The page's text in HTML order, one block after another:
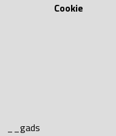
Cookie
__gads